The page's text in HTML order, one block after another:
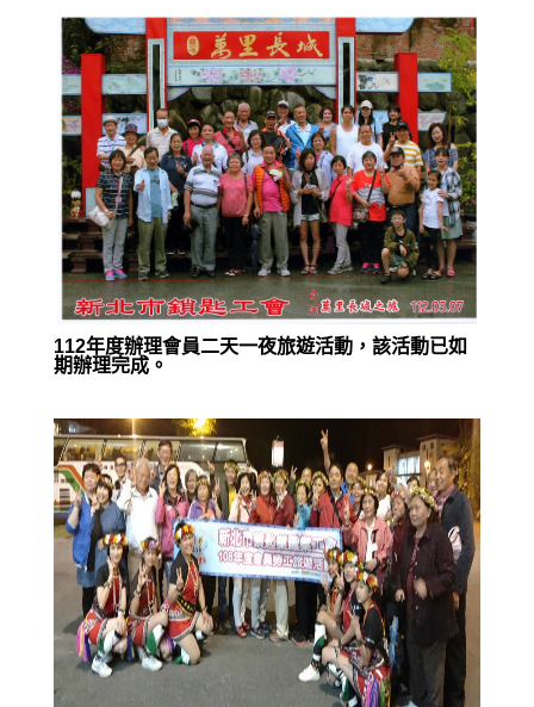
112年度辦理會員二天一夜旅遊活動，該活動已如
期辦理完成。